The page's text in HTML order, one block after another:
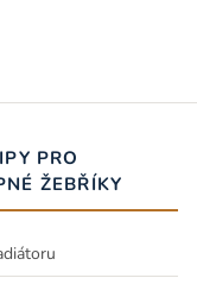
PRO
ŽEBŘÍKY